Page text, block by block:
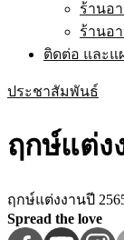
ร้านอ
ร้านอา
ติดต่อ และแ
ประชาสัมพันธ์
ฤกษ์แต่ง
ฤกษ์แต่งงานปี
Spread the love